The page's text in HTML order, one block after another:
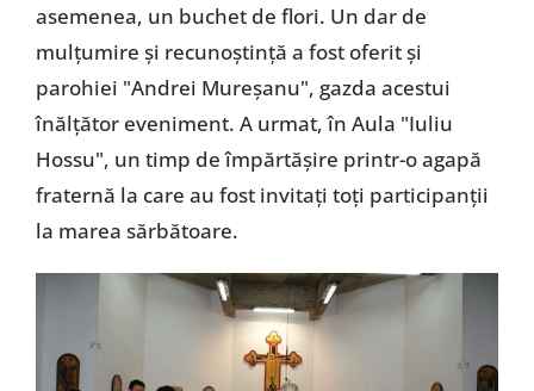
asemenea, un buchet de flori. Un dar de
mulţumire şi recunoştinţă a fost oferit şi
parohiei "Andrei Mureşanu", gazda acestui
înălţător eveniment. A urmat, în Aula "Iuliu
Hossu", un timp de împărtăşire printr-o agapă
fraternă la care au fost invitaţi toţi participanţii
la marea sărbătoare.